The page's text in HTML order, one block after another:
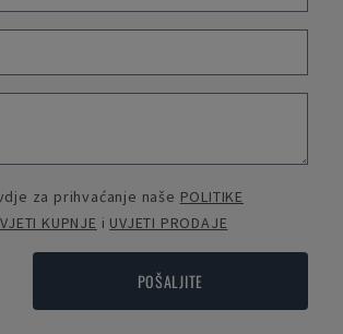
za prihvaćanje naše POLITIKE
KUPNJE i UVJETI PRODAJE
POŠALJITE